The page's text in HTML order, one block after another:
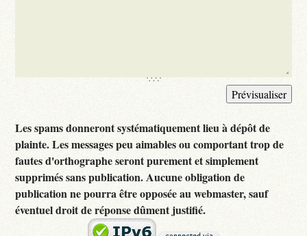
Les spams donneront systématiquement lieu à dépôt de
plainte. Les messages peu aimables ou comportant trop de
fautes d'orthographe seront purement et simplement
supprimés sans publication. Aucune obligation de
publication ne pourra être opposée au webmaster, sauf
éventuel droit de réponse dûment justifié.